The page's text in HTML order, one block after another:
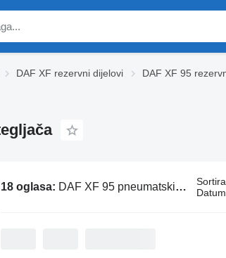
DAF XF rezervni dijelovi DAF XF 95
18 oglasa: DAF XF 95 pneumatski ventili za tegljača